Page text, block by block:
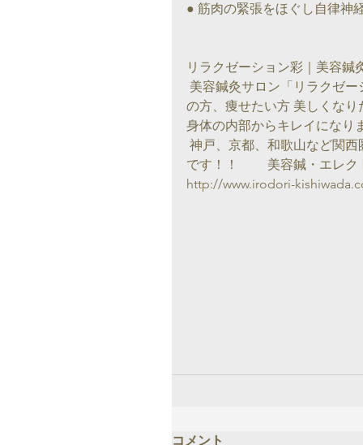
● 筋肉の緊張をほぐし自律神
リラクゼーション彩｜美容鍼
の方、痩せたい方 美しくな
身体の内部からキレイになり
です！！　　 美容鍼・エレ
http://www.irodori-
コメント